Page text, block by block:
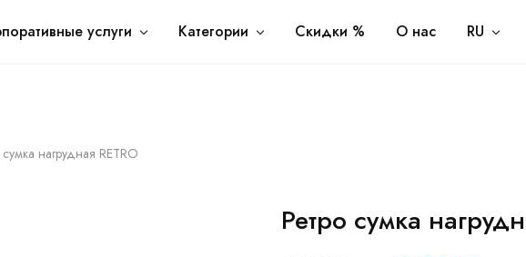
БЕСПЛАТНАЯ ДОСТАВКА ПО ТАШКЕНТУ ОТ 700.000 СУМОплата и Доставка
услуги Категории Скидки % О нас RU
сумка нагрудная RETRO
Ретро сумка